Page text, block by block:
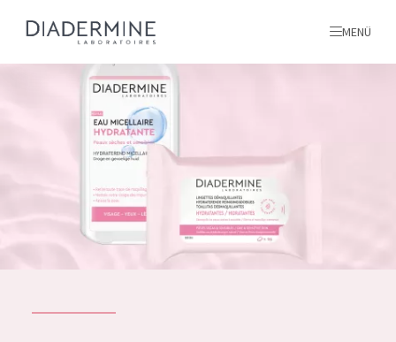
ALLE PRODUKTE
MENÜ
inhaltsstoffe
Über uns
Inspiration